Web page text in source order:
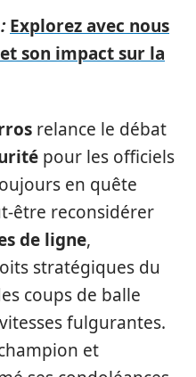
Explorez avec nous
son impact sur la
relance le débat
pour les officiels
en quête
être reconsidérer
de ligne,
stratégiques du
coups de balle
fulgurantes.
et